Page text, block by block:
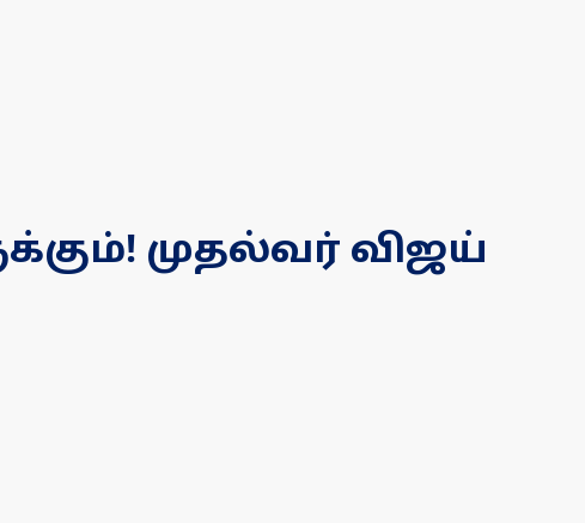
முதல்வர் விஜய்